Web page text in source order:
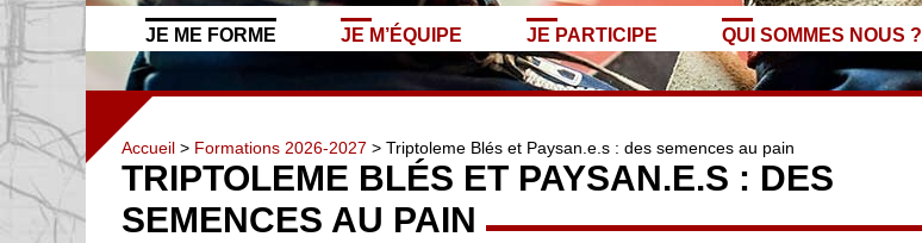
JE ME FORME JE M’ÉQUIPE JE PARTICIPE QUI SOMMES NOUS ?
Accueil > Formations 2026-2027 > Triptoleme Blés et Paysan.e.s : des semences au pain
TRIPTOLEME BLÉS ET PAYSAN.E.S : DES
SEMENCES AU PAIN